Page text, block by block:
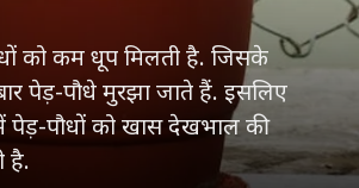
को कम धूप मिलती है. जिसके
पेड़-पौधे मुरझा जाते हैं. इसलिए
पेड़-पौधों को खास देखभाल की
है.